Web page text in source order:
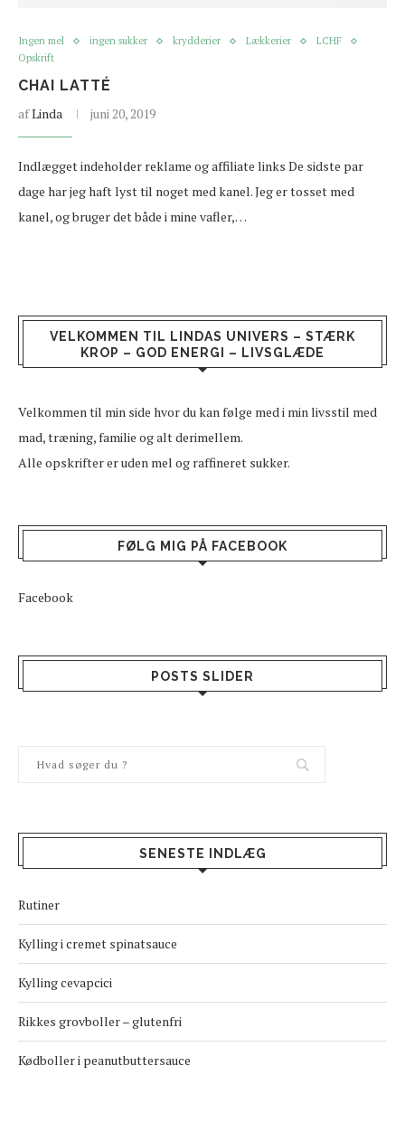
Ingen mel ingen sukker krydderier Lækkerier
LCHF
Opskrift
CHAI LATTÉ
afLinda juni 20, 2019
Indlægget indeholder reklame og affiliate links De sidste par
dage har jeg haft lyst til noget med kanel. Jeg er tosset med
kanel, og bruger det både i mine vafler,…
VELKOMMEN TIL LINDAS UNIVERS – STÆRK
KROP – GOD ENERGI – LIVSGLÆDE
Velkommen til min side hvor du kan følge med i min livsstil med
mad, træning, familie og alt derimellem.
Alle opskrifter er uden mel og raffineret sukker.
FØLG MIG PÅ FACEBOOK
Facebook
POSTS SLIDER
SENESTE INDLÆG
Rutiner
Kylling i cremet spinatsauce
Kylling cevapcici
Rikkes grovboller – glutenfri
Kødboller i peanutbuttersauce